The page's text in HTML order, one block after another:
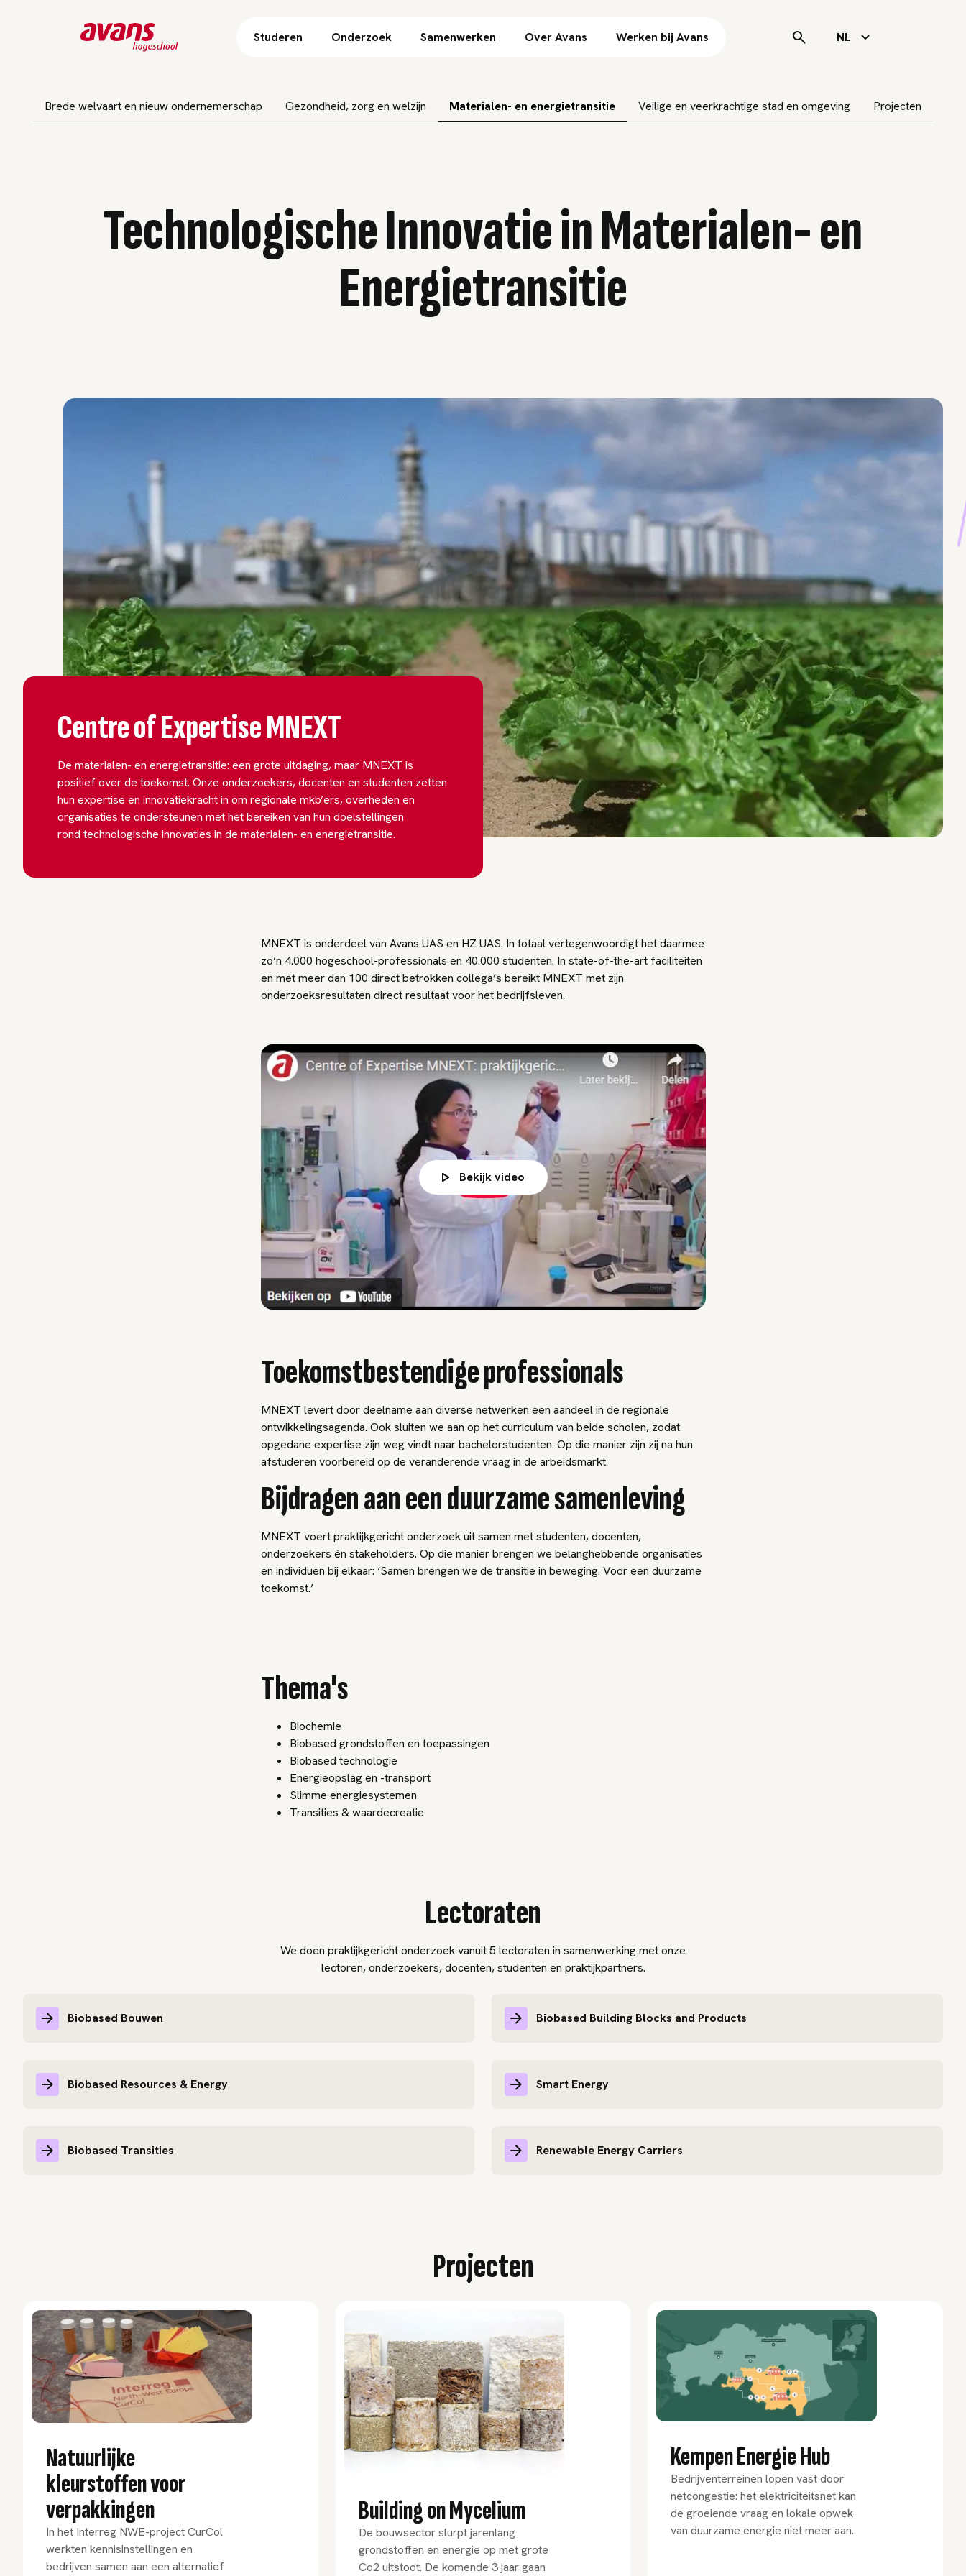
Direct naar inhoud
Studeren Onderzoek Samenwerken Over Avans Werken bij Avans NL
Brede welvaart en nieuw ondernemerschap
Gezondheid, zorg en welzijn Materialen- en energietransitie Veilige en veerkrachtige stad en omgeving Projecten
Technologische Innovatie in Materialen- en
Energietransitie
Centre of Expertise MNEXT
De materialen- en energietransitie: een grote uitdaging, maar MNEXT is
positief over de toekomst. Onze onderzoekers, docenten en studenten zetten
hun expertise en innovatiekracht in om regionale mkb’ers, overheden en
organisaties te ondersteunen met het bereiken van hun doelstellingen
rond technologische innovaties in de materialen- en energietransitie.
MNEXT is onderdeel van Avans UAS en HZ UAS. In totaal vertegenwoordigt het daarmee
zo’n 4.000 hogeschool-professionals en 40.000 studenten. In state-of-the-art faciliteiten
en met meer dan 100 direct betrokken collega’s bereikt MNEXT met zijn
onderzoeksresultaten direct resultaat voor het bedrijfsleven.
Bekijk video
Toekomstbestendige professionals
MNEXT levert door deelname aan diverse netwerken een aandeel in de regionale
ontwikkelingsagenda. Ook sluiten we aan op het curriculum van beide scholen, zodat
opgedane expertise zijn weg vindt naar bachelorstudenten. Op die manier zijn zij na hun
afstuderen voorbereid op de veranderende vraag in de arbeidsmarkt.
Bijdragen aan een duurzame samenleving
MNEXT voert praktijkgericht onderzoek uit samen met studenten, docenten,
onderzoekers én stakeholders. Op die manier brengen we belanghebbende organisaties
en individuen bij elkaar: ‘Samen brengen we de transitie in beweging. Voor een duurzame
toekomst.’
Thema's
Biochemie
Biobased grondstoffen en toepassingen
Biobased technologie
Energieopslag en -transport
Slimme energiesystemen
Transities & waardecreatie
Lectoraten
We doen praktijkgericht onderzoek vanuit 5 lectoraten in samenwerking met onze
lectoren, onderzoekers, docenten, studenten en praktijkpartners.
Biobased Bouwen Biobased Building Blocks and Products
Biobased Resources & Energy Smart Energy
Biobased Transities Renewable Energy Carriers
Projecten
Natuurlijke
kleurstoffen voor
verpakkingen
In het Interreg NWE-project CurCol
werkten kennisinstellingen en
bedrijven samen aan een alternatief
Building on Mycelium
De bouwsector slurpt jarenlang
grondstoffen en energie op met grote
Co2 uitstoot. De komende 3 jaar gaan
Kempen Energie Hub
Bedrijventerreinen lopen vast door
netcongestie: het elektriciteitsnet kan
de groeiende vraag en lokale opwek
van duurzame energie niet meer aan.